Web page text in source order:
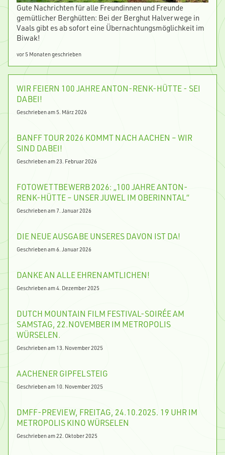
Gute Nachrichten für alle Freundinnen und Freunde
gemütlicher Berghütten: Bei der Berghut Halverwege in
Vaals gibt es ab sofort eine Übernachtungsmöglichkeit im
Biwak!
vor 5 Monaten geschrieben
WIR FEIERN 100 JAHRE ANTON-RENK-HÜTTE - SEI
DABEI!
Geschrieben am 5. März 2026
BANFF TOUR 2026 KOMMT NACH AACHEN – WIR
SIND DABEI!
Geschrieben am 23. Februar 2026
FOTOWETTBEWERB 2026: „100 JAHRE ANTON-
RENK-HÜTTE – UNSER JUWEL IM OBERINNTAL“
Geschrieben am 7. Januar 2026
DIE NEUE AUSGABE UNSERES DAVON IST DA!
Geschrieben am 6. Januar 2026
DANKE AN ALLE EHRENAMTLICHEN!
Geschrieben am 4. Dezember 2025
DUTCH MOUNTAIN FILM FESTIVAL-SOIRÉE AM
SAMSTAG, 22.NOVEMBER IM METROPOLIS
WÜRSELEN.
Geschrieben am 13. November 2025
AACHENER GIPFELSTEIG
Geschrieben am 10. November 2025
DMFF-PREVIEW, FREITAG, 24.10.2025. 19 UHR IM
METROPOLIS KINO WÜRSELEN
Geschrieben am 22. Oktober 2025